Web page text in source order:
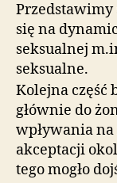
Przedstawimy
się na
seksualnej
seksualne.
Kolejna część
głównie do
wpływania
akceptacji
tego mogło